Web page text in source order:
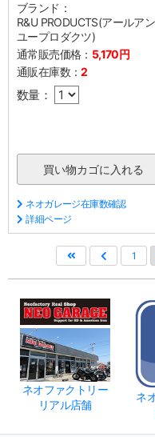
ブランド：
R&U PRODUCTS(アールア
ユープロダクツ)
通常販売価格： 5,170円
通販在庫数：2
数量：
ネオガレージ在庫数確認
詳細ページ
1
ネオファクトリー
リアル店舗
ネ